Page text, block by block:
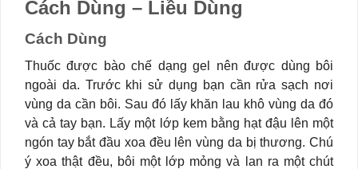
Cách Dùng – Liều Dùng
Cách Dùng
Thuốc được bào chế dạng gel nên được dùng bôi
ngoài da. Trước khi sử dụng bạn cần rửa sạch nơi
vùng da cần bôi. Sau đó lấy khăn lau khô vùng da đó
và cả tay bạn. Lấy một lớp kem bằng hạt đậu lên một
ngón tay bắt đầu xoa đều lên vùng da bị thương. Chú
ý xoa thật đều, bôi một lớp mỏng và lan ra một chút